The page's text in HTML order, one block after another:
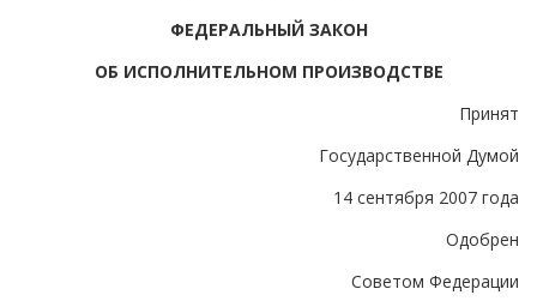
ФЕДЕРАЛЬНЫЙ ЗАКОН
ОБ ИСПОЛНИТЕЛЬНОМ ПРОИЗВОДСТВЕ
Принят
Государственной Думой
14 сентября 2007 года
Одобрен
Советом Федерации